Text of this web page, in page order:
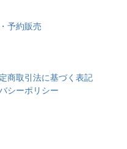
予約販売
商取引法に基づく表記
シーポリシー